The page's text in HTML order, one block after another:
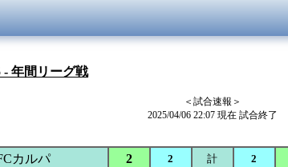
年間リーグ戦
＜試合速報＞
2025/04/06 22:07 現在 試合終了
カルパ 2 2 計 2